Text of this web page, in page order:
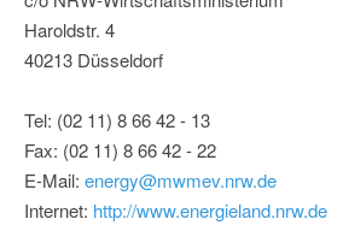
Haroldstr. 4
40213 Düsseldorf
Tel: (02 11) 8 66 42 - 13
Fax: (02 11) 8 66 42 - 22
E-Mail: energy@mwmev.nrw.de
Internet: http://www.energieland.nrw.de